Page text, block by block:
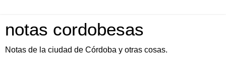
notas cordobesas
Notas de la ciudad de Córdoba y otras cosas.